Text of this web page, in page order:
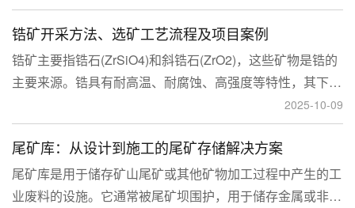
锆矿开采方法、选矿工艺流程及项目案例
锆矿主要指锆石(ZrSiO4)和斜锆石(ZrO2)，这些矿物是锆的
主要来源。锆具有耐高温、耐腐蚀、高强度等特性，其下游
应用涉及核工业、陶瓷、耐火材料、铸造、电子和化工等多
个领域，尤其在高性能陶瓷和锆基合金中的需求不断增长。
2025-10-09
尾矿库：从设计到施工的尾矿存储解决方案
尾矿库是用于储存矿山尾矿或其他矿物加工过程中产生的工
业废料的设施。它通常被尾矿坝围护，用于储存金属或非金